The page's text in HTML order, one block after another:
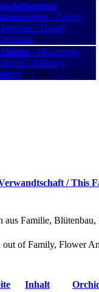
\ Zwerg-
/ Dwarf
\ Moorbeere,
/ Bilberry,
(7 Taxa + 1 Syn.)
/ This
Familie,
of Family, Flower
Inhalt